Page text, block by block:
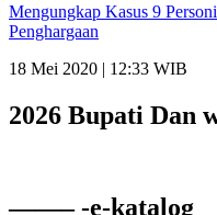
Mengungkap Kasus 9
Penghargaan
18 Mei 2020 | 12:33 WIB
2026 Bupati Dan
——– -e-katalog